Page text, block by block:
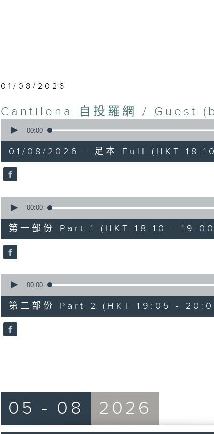
01/08/2026
Cantilena 自投羅網 / Guest
seconds
hour,
44
minutes,
59
90%
00:00
01/08/2026 - 足本 Full (HKT
seconds
50
minutes,
0
seconds
90%
00:00
第一部份 Part 1 (HKT 18:10 -
seconds
55
minutes,
9
seconds
90%
00:00
第二部份 Part 2 (HKT 19:05 -
05 - 08 2026